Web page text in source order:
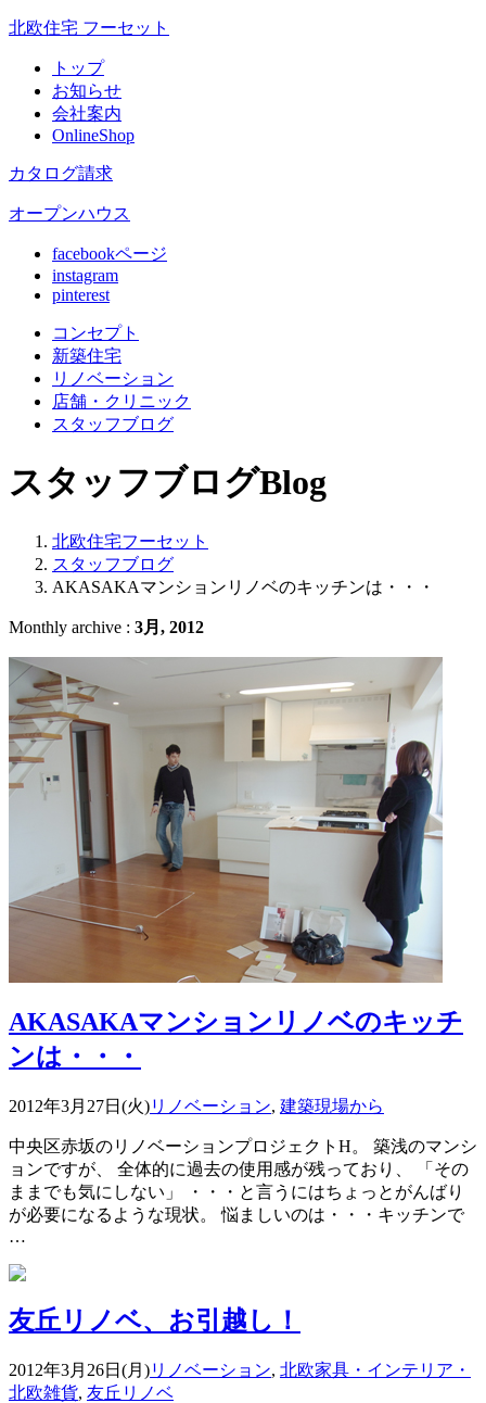
北欧住宅 フーセット
トップ
お知らせ
会社案内
OnlineShop
カタログ請求
オープンハウス
facebookページ
instagram
pinterest
コンセプト
新築住宅
リノベーション
店舗 ・クリニック
スタッフブログ
スタッフブログBlog
北欧住宅フーセット
スタッフブログ
AKASAKAマンションリノベのキッチンは・・・
Monthly archive : 3月, 2012
AKASAKAマンションリノベのキッチ
ンは・・・
2012年3月27日(火)リノベーション, 建築現場から
中央区赤坂のリノベーションプロジェクトH。 築浅のマンシ
ョンですが、 全体的に過去の使用感が残っており、 「その
ままでも気にしない」 ・・・と言うにはちょっとがんばり
が必要になるような現状。 悩ましいのは・・・キッチンで
…
友丘リノベ、お引越し！
2012年3月26日(月)リノベーション, 北欧家具・インテリア・
北欧雑貨, 友丘リノベ